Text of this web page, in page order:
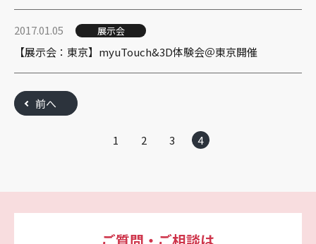
2017.01.05 展示会
【展示会：東京】myuTouch&3D体験会＠東京開催
前へ
1 2 3 4